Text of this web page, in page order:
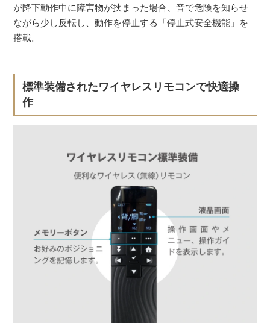
が降下動作中に障害物が挟まった場合、音で危険を知らせ
ながら少し反転し、動作を停止する「停止式安全機能」を
搭載。
標準装備されたワイヤレスリモコンで快適操
作